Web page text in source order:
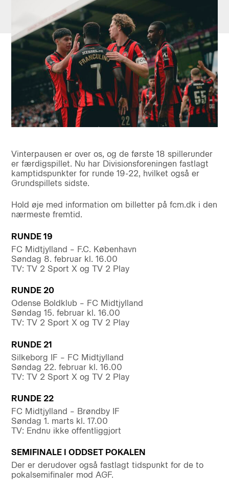
Vinterpausen er over os, og de første 18 spillerunder
er færdigspillet. Nu har Divisionsforeningen fastlagt
kamptidspunkter for runde 19-22, hvilket også er
Grundspillets sidste.
Hold øje med information om billetter på fcm.dk i den
nærmeste fremtid.
RUNDE 19
FC Midtjylland – F.C. København
Søndag 8. februar kl. 16.00
TV: TV 2 Sport X og TV 2 Play
RUNDE 20
Odense Boldklub – FC Midtjylland
Søndag 15. februar kl. 16.00
TV: TV 2 Sport X og TV 2 Play
RUNDE 21
Silkeborg IF – FC Midtjylland
Søndag 22. februar kl. 16.00
TV: TV 2 Sport X og TV 2 Play
RUNDE 22
FC Midtjylland – Brøndby IF
Søndag 1. marts kl. 17.00
TV: Endnu ikke offentliggjort
SEMIFINALE I ODDSET POKALEN
Der er derudover også fastlagt tidspunkt for de to
pokalsemifinaler mod AGF.